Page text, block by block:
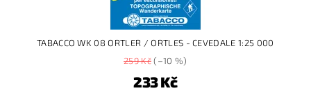
TABACCO WK 08 ORTLER / ORTLES - CEVEDALE 1:25 000
259 Kč(–10 %)
233 Kč